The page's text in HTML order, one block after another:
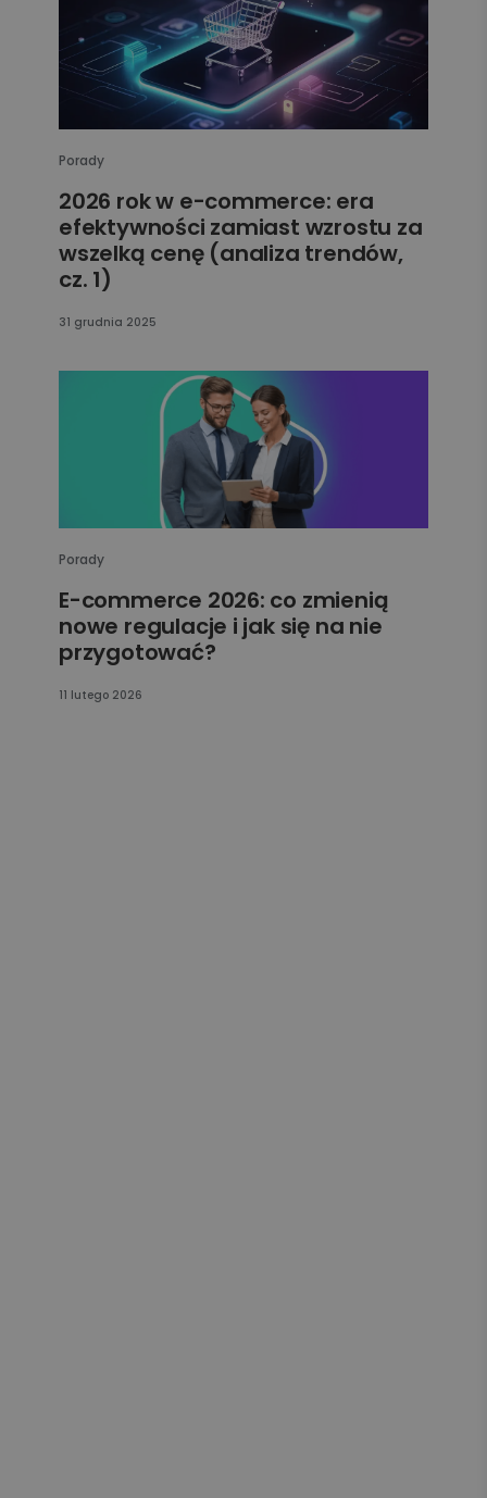
Porady
2026 rok w e-commerce: era
efektywności zamiast wzrostu za
wszelką cenę (analiza trendów,
cz. 1)
31 grudnia 2025
Porady
E-commerce 2026: co zmienią
nowe regulacje i jak się na nie
przygotować?
11 lutego 2026